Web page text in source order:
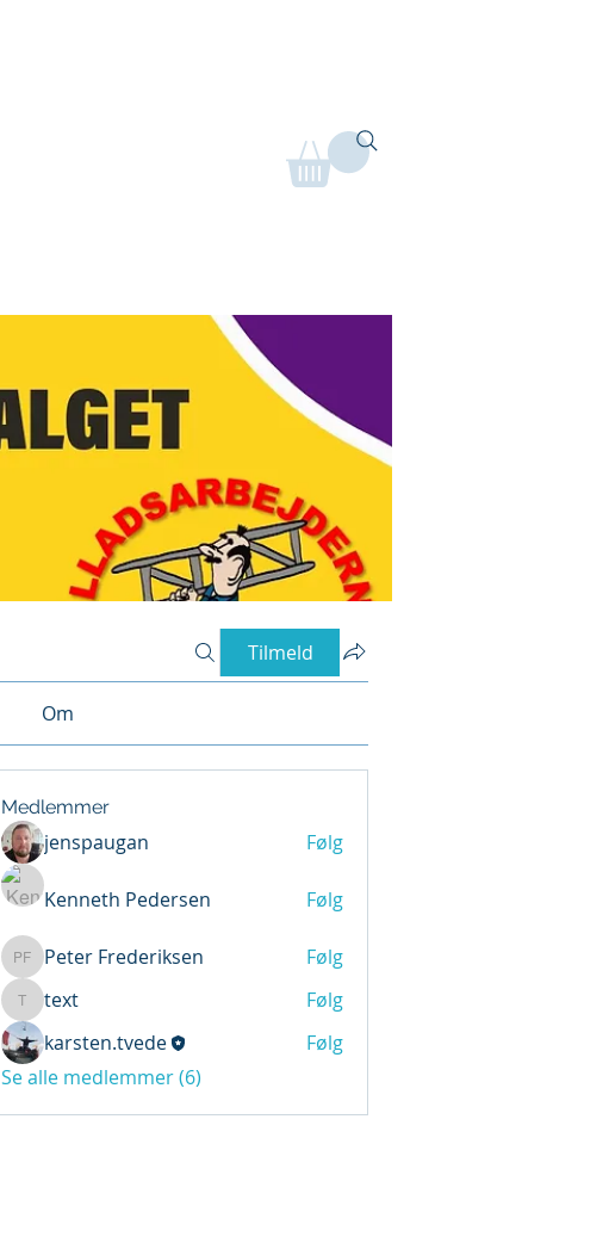
Tilmeld
Om
Medlemmer
jenspaugan Følg
Kenneth Pedersen Følg
Peter Frederiksen
Peter Frederiksen Følg
texttext
Følg
karsten.tvede
Følg
Se alle medlemmer (6)